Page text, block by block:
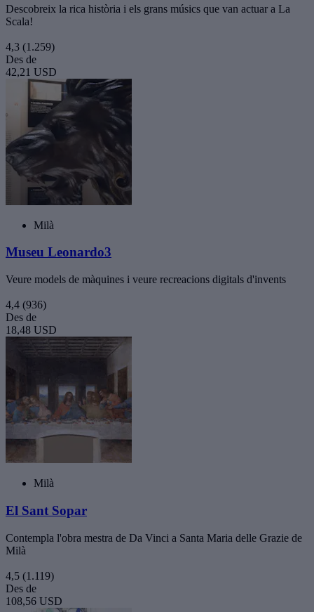
Descobreix la rica història i els grans músics que van actuar a La
Scala!
4,3 (1.259)
Des de
42,21 USD
Milà
Museu Leonardo3
Veure models de màquines i veure recreacions digitals d'invents
4,4 (936)
Des de
18,48 USD
Milà
El Sant Sopar
Contempla l'obra mestra de Da Vinci a Santa Maria delle Grazie de
Milà
4,5 (1.119)
Des de
108,56 USD